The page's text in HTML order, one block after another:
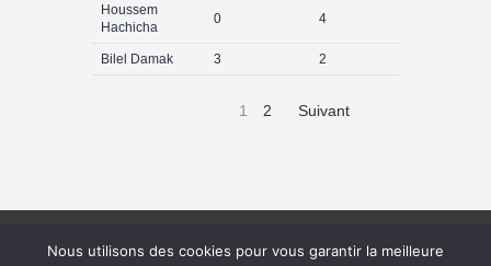
Houssem
Hachicha
0 4
Bilel Damak 3 2
1 2 Suivant
+216 29 13 38 88
Nous utilisons des cookies pour vous garantir la meilleure